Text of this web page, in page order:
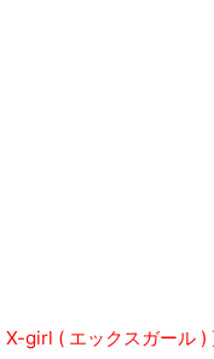
X-girl ( エックスガー